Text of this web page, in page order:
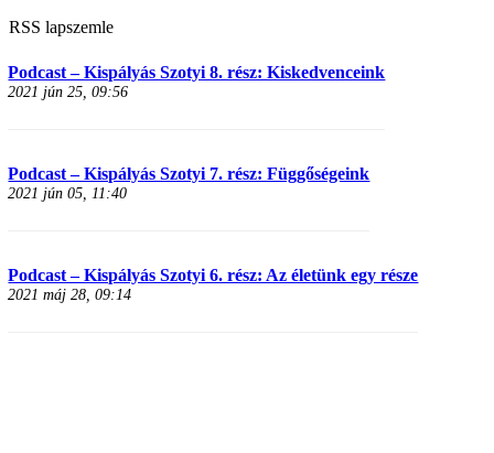
RSS lapszemle
Podcast – Kispályás Szotyi 8. rész: Kiskedvenceink
2021 jún 25, 09:56
Podcast – Kispályás Szotyi 7. rész: Függőségeink
2021 jún 05, 11:40
Podcast – Kispályás Szotyi 6. rész: Az életünk egy része
2021 máj 28, 09:14